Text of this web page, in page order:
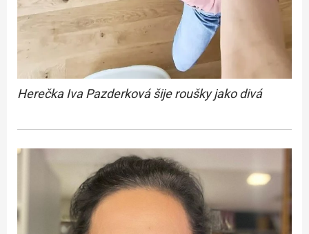
Herečka Iva Pazderková šije roušky jako divá